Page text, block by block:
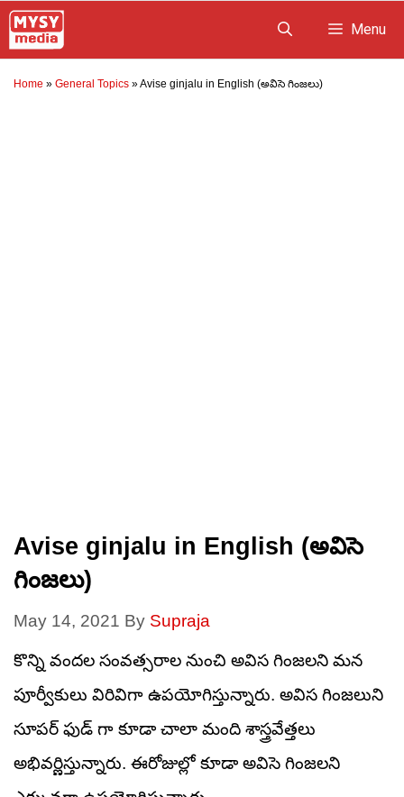
Skip
to
content
Menu
Home » General Topics »Avise ginjalu in English (అవిసె గింజలు)
Avise ginjalu in English (అవిసె
గింజలు)
May 14, 2021 By Supraja
కొన్ని వందల సంవత్సరాల నుంచి అవిస గింజలని మన
పూర్వీకులు విరివిగా ఉపయోగిస్తున్నారు. అవిస గింజలుని
సూపర్ ఫుడ్ గా కూడా చాలా మంది శాస్త్రవేత్తలు
అభివర్ణిస్తున్నారు. ఈరోజుల్లో కూడా అవిసె గింజలని